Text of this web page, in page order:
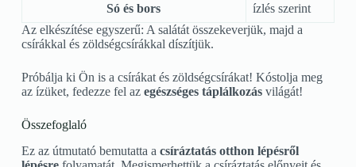
Só és bors
ízlés szerint
Az elkészítése egyszerű: A salátát összekeverjük, majd a
csírákkal és zöldségcsírákkal díszítjük.
Próbálja ki Ön is a csírákat és zöldségcsírákat! Kóstolja meg
az ízüket, fedezze fel az egészséges táplálkozásvilágát!
Összefoglaló
Ez az útmutató bemutatta a csíráztatás otthon lépésről